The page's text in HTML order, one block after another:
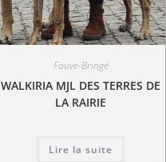
Fauve-Bringé
WALKIRIA MJL DES TERRES DE
LA RAIRIE
Lire la suite